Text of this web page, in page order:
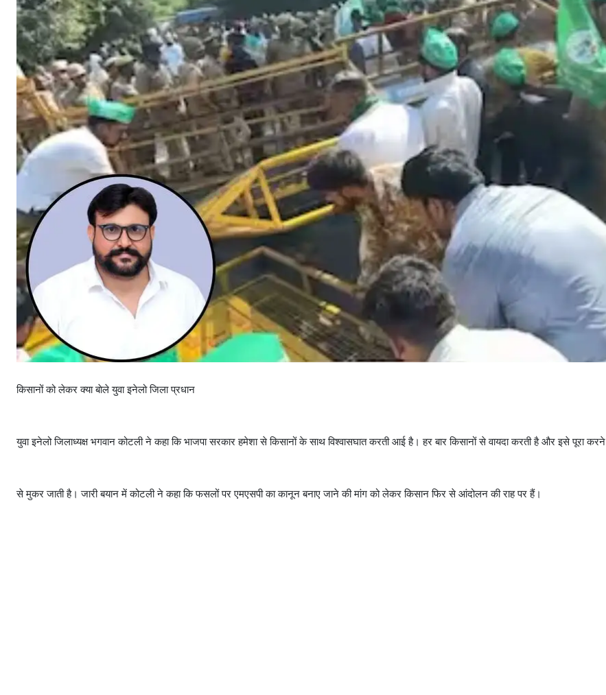
किसानों को लेकर क्या बाेले युवा इनेलो जिला प्रधान
युवा इनेलो जिलाध्यक्ष भगवान कोटली ने कहा कि भाजपा सरकार हमेशा से किसानों के साथ विश्वासघात करती आई है। हर बार किसानों से वायदा करती है और इसे पूरा करने
से मुकर जाती है। जारी बयान में कोटली ने कहा कि फसलों पर एमएसपी का कानून बनाए जाने की मांग को लेकर किसान फिर से आंदोलन की राह पर हैं।